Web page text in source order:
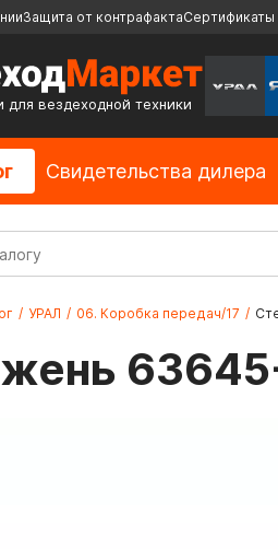
Защита от контрафактаСертификаты
для вездеходной техники
Cвидетельства дилера
/ УРАЛ / 06. Коробка передач/17 /